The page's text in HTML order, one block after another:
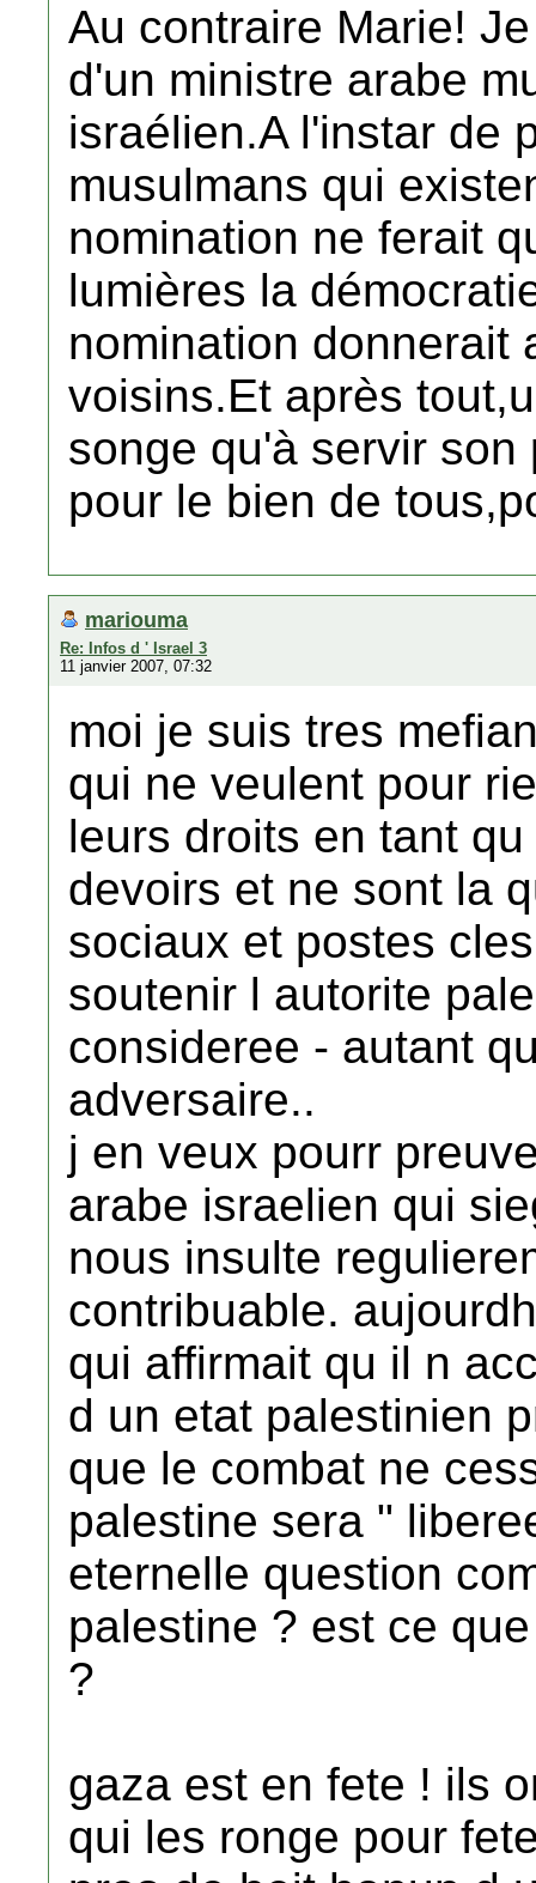
Au contraire Marie!
d'un ministre arabe
israélien.A l'instar de
musulmans qui
nomination ne ferait
lumières la
nomination donnerait
voisins.Et après
songe qu'à servir
pour le bien de
mariouma
Re: Infos d ' Israel 3
11 janvier 2007, 07:32
moi je suis tres
qui ne veulent pour
leurs droits en tant
devoirs et ne sont la
sociaux et postes
soutenir l autorite
consideree - autant
adversaire..
j en veux pourr
arabe israelien qui
nous insulte
contribuable.
qui affirmait qu il n
d un etat palestinien
que le combat ne
palestine sera "
eternelle question
palestine ? est ce
?
gaza est en fete ! ils
qui les ronge pour